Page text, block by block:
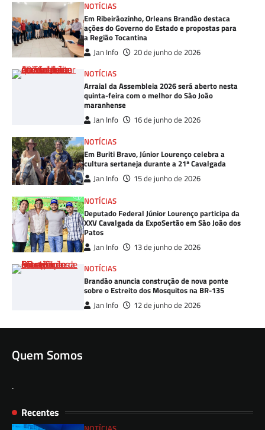
NOTÍCIAS
Em Ribeirãozinho, Orleans Brandão destaca
ações do Governo do Estado e propostas para
a Região Tocantina
Jan Info
20 de junho de 2026
NOTÍCIAS
Arraial da Assembleia 2026 será aberto nesta
quinta-feira com o melhor do São João
maranhense
Jan Info
16 de junho de 2026
NOTÍCIAS
Em Buriti Bravo, Júnior Lourenço celebra a
cultura sertaneja durante a 21ª Cavalgada
Jan Info
15 de junho de 2026
NOTÍCIAS
Deputado Federal Júnior Lourenço participa da
XXV Cavalgada da ExpoSertão em São João dos
Patos
Jan Info
13 de junho de 2026
NOTÍCIAS
Brandão anuncia construção de nova ponte
sobre o Estreito dos Mosquitos na BR-135
Jan Info 12 de junho de 2026
Quem Somos
.
Recentes